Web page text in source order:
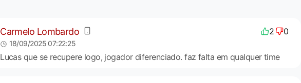
Carmelo Lombardo 2 0
18/09/2025 07:22:25
Lucas que se recupere logo, jogador diferenciado. faz falta em qualquer time